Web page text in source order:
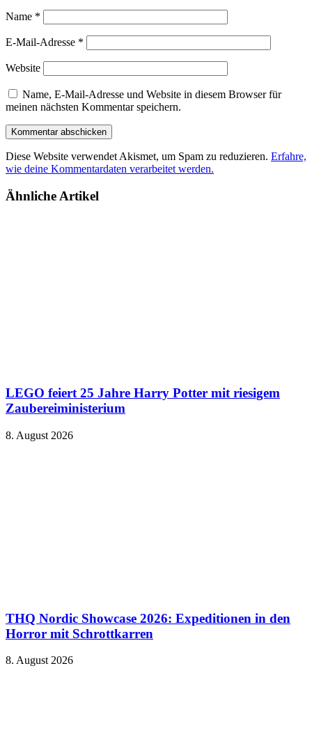
Name *
E-Mail-Adresse *
Website
Name, E-Mail-Adresse und Website in diesem Browser für
meinen nächsten Kommentar speichern.
Diese Website verwendet Akismet, um Spam zu reduzieren. Erfahre,
wie deine Kommentardaten verarbeitet werden.
Ähnliche Artikel
LEGO feiert 25 Jahre Harry Potter mit riesigem
Zaubereiministerium
8. August 2026
THQ Nordic Showcase 2026: Expeditionen in den
Horror mit Schrottkarren
8. August 2026